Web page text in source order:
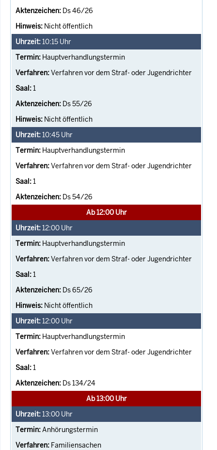
Ds 46/26
Nicht öffentlich
10:15 Uhr
Hauptverhandlungstermin
Verfahren vor dem Straf- oder Jugendrichter
1
Ds 55/26
Nicht öffentlich
10:45 Uhr
Hauptverhandlungstermin
Verfahren vor dem Straf- oder Jugendrichter
1
Ds 54/26
Ab 12:00 Uhr
12:00 Uhr
Hauptverhandlungstermin
Verfahren vor dem Straf- oder Jugendrichter
1
Ds 65/26
Nicht öffentlich
12:00 Uhr
Hauptverhandlungstermin
Verfahren vor dem Straf- oder Jugendrichter
1
Ds 134/24
Ab 13:00 Uhr
13:00 Uhr
Anhörungstermin
Familiensachen